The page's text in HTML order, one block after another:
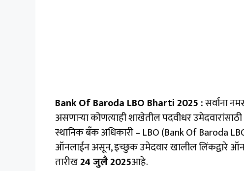
Bank Of Baroda LBO Bharti 2025 :सर्वांना
असणाऱ्या कोणत्याही शाखेतील पदवीधर
स्थानिक बँक अधिकारी – LBO (Bank Of Baroda
ऑनलाईन असून, इच्छुक उमेदवार खालील लिंकद्वारे
तारीख24 जुलै 2025आहे.